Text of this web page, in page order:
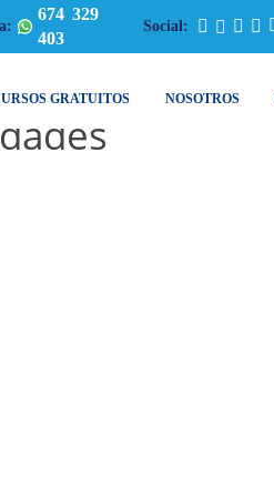
674 329
403
Social:
GRATUITOS NOSOTROS